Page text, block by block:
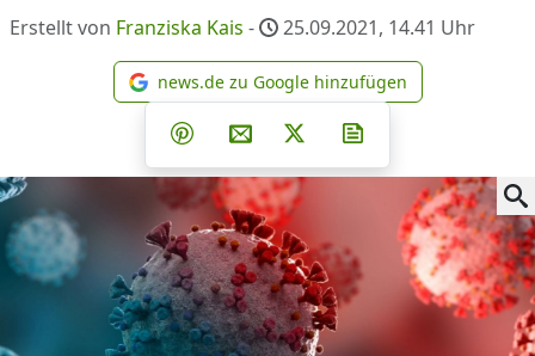
Erstellt von Franziska Kais - 25.09.2021, 14.41 Uhr
news.de zu Google
news.de zu Google hinzufügen
Teilen auf Facebook
Teilen auf Whatsapp
Teilen auf Telegram
Teilen auf Pinterest
Per E-Mail teilen
Post auf X